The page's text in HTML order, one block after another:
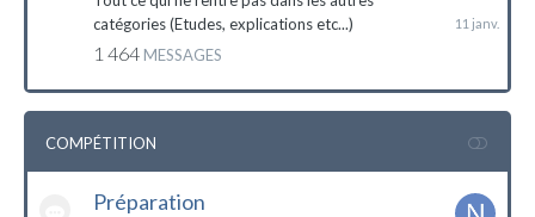
catégories (Etudes, explications etc...)
1 464 MESSAGES
COMPÉTITION
Préparation